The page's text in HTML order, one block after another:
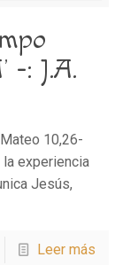
-: J.A.
10,26-
experiencia
Jesús,
Leer más